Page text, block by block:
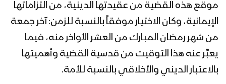
عسير – رسائل المجاهدين المرابطين في
محور باقم بمناسبة يوم القدس العالمي
الجوف – رسائل المجاهدين المرابطين في
جبهة المرازيق بمناسبة يوم القدس
موقع هذه القضية من عقيدتها الدينية، من التزاماتها
الإيمانية، وكان الاختيار موفقاً بالنسبة للزمن: آخر جمعة
من شهر رمضان المبارك من العشر الأواخر منه، فيما
يعبِّر عنه هذا التوقيت من قدسية القضية وأهميتها
بالاعتبار الديني والأخلاقي بالنسبة للأمة.